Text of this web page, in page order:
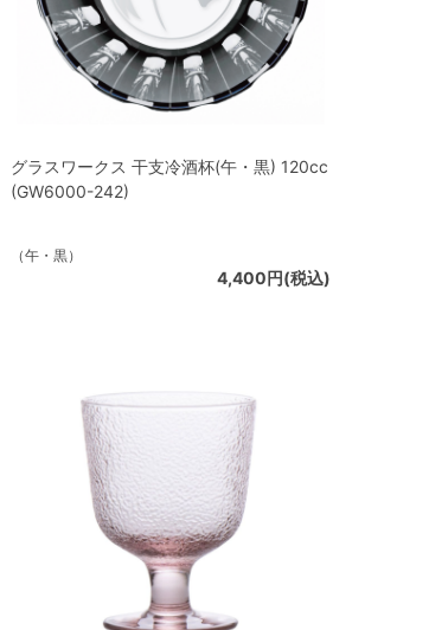
グラスワークス 干支冷酒杯(午・黒) 120cc
(GW6000-242)
（午・黒）
4,400円(税込)